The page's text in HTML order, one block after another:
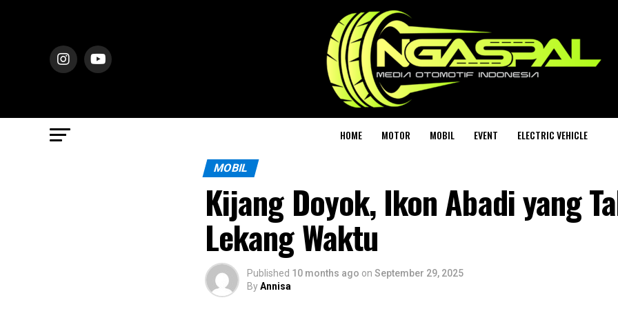
HOME MOTOR MOBIL EVENT ELECTRIC VEHICLE
MOBIL
Kijang Doyok, Ikon Abadi yang
Lekang Waktu
Published 10 months ago on September 29, 2025
ByAnnisa